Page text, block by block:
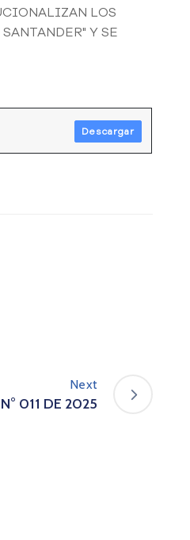
LOS
Y SE
Descargar
Next
011 DE 2025